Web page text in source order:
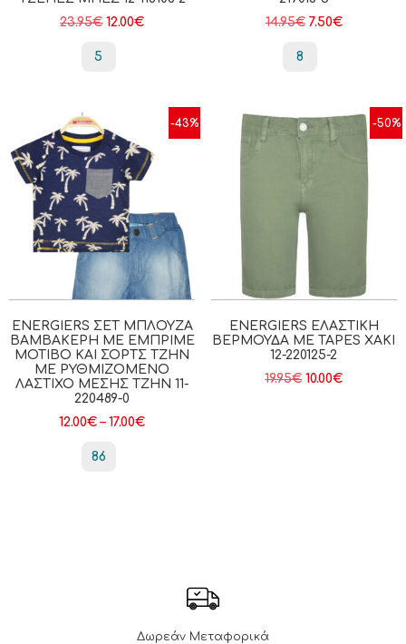
23.95€ 12.00€
5
14.95€ 7.50€
8
-43%
ENERGIERS ΣΕΤ ΜΠΛΟΎΖΑ
ΒΑΜΒΑΚΕΡΉ ΜΕ ΕΜΠΡΙΜΈ
ΜΟΤΊΒΟ ΚΑΙ ΣΟΡΤΣ ΤΖΗΝ
ΜΕ ΡΥΘΜΙΖΌΜΕΝΟ
ΛΆΣΤΙΧΟ ΜΈΣΗΣ ΤΖΗΝ 11-
220489-0
12.00€ – 17.00€
86
-50%
ENERGIERS ΕΛΑΣΤΙΚΉ
ΒΕΡΜΟΎΔΑ ΜΕ TAPES ΧΑΚΙ
12-220125-2
19.95€ 10.00€
Δωρεάν Μεταφορικά